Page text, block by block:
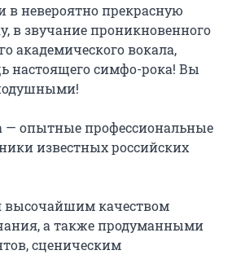
в невероятно прекрасную
в звучание проникновенного
академического вокала,
настоящего симфо-рока! Вы
— опытные профессиональные
известных российских
высочайшим качеством
а также продуманными
сценическим